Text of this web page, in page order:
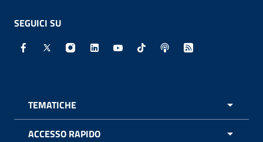
SEGUICI SU
Facebook - Sito esterno - Apertura in nuova finestra
X - Sito esterno - Apertura in nuova finestra
Instagram - Sito esterno - Apertura in
Linkedin - Sito esterno - Apertura in
Youtube - Sito esterno -
TikTok - Sito esterno -
Spreaker - Sito
Feed RSS -
TEMATICHE
ACCESSO RAPIDO